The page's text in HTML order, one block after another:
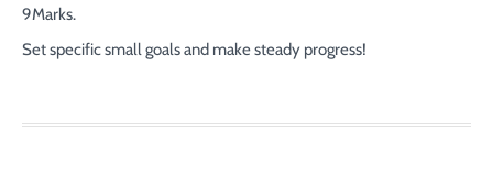
9Marks.
Set specific small goals and make steady progress!